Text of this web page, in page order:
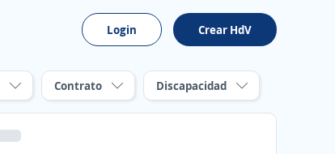
Login Crear HdV
Contrato Discapacidad